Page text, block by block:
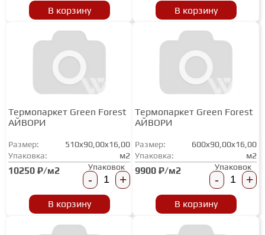
В корзину В корзину
Термопаркет Green Forest
АЙВОРИ
Размер:
510x90,00x16,00
Упаковка:
м2
10250 ₽/м2 Упаковок
- +
В корзину
Термопаркет Green Forest
АЙВОРИ
Размер:
600x90,00x16,00
Упаковка:
м2
9900 ₽/м2 Упаковок
- +
В корзину